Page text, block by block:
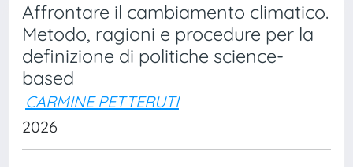
Affrontare il cambiamento climatico.
Metodo, ragioni e procedure per la
definizione di politiche science-
based
CARMINE PETTERUTI
2026